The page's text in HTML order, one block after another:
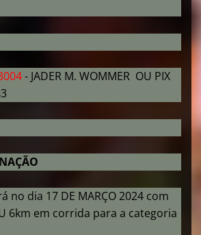
- JADER M. WOMMER OU PIX
dia 17 DE MARÇO 2024 com
6km em corrida para a categoria